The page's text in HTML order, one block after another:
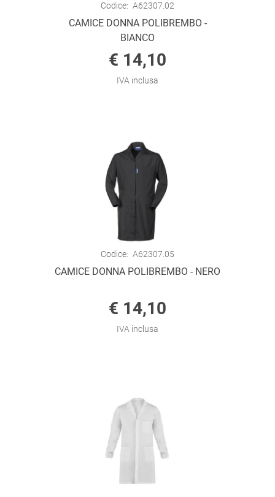
Codice: A62307.02
CAMICE DONNA POLIBREMBO -
BIANCO
€ 14,10
IVA inclusa
Codice: A62307.05
CAMICE DONNA POLIBREMBO - NERO
€ 14,10
IVA inclusa